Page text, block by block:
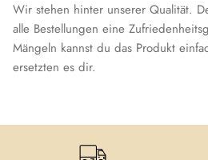
Wir stehen hinter unserer Qualität.
alle Bestellungen eine
Mängeln kannst du das Produkt
ersetzten es dir.